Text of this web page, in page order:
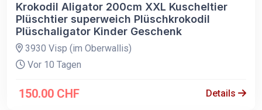
Krokodil Aligator 200cm XXL Kuscheltier
Plüschtier superweich Plüschkrokodil
Plüschaligator Kinder Geschenk
3930 Visp (im Oberwallis)
Vor 10 Tagen
150.00 CHF Details